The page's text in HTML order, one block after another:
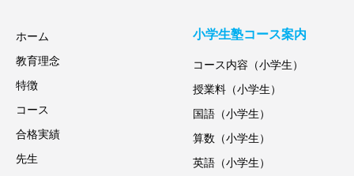
ホーム
教育理念
特徴
コース
合格実績
先生
小学生塾コース案内
コース内容（小学生）
授業料（小学生）
国語（小学生）
算数（小学生）
英語（小学生）